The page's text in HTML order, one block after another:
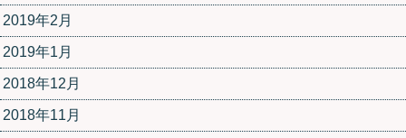
2019年2月
2019年1月
2018年12月
2018年11月